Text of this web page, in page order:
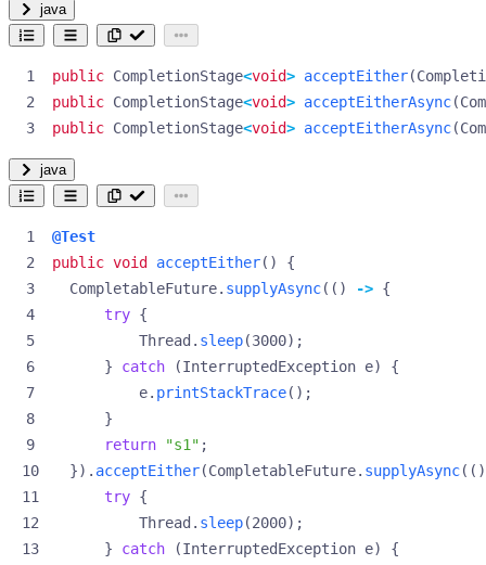
java
public CompletionStage<void> acceptEither(
public CompletionStage<void> acceptEitherAsync(
public CompletionStage<void> acceptEitherAsync(
java
@Test
public void acceptEither()
{
CompletableFuture. supplyAsync(() -> {
try {
Thread . sleep(3000);
}
catch (InterruptedException e)
{
e. printStackTrace();
}
return
"s1" ;
}). acceptEither(CompletableFuture. supplyAsync(()
try {
Thread . sleep(2000);
}
catch (InterruptedException e)
{